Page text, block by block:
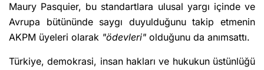
Maury Pasquier, bu standartlara ulusal yargı içinde ve
Avrupa bütününde saygı duyulduğunu takip etmenin
AKPM üyeleri olarak "ödevleri" olduğunu da anımsattı.
Türkiye, demokrasi, insan hakları ve hukukun üstünlüğü